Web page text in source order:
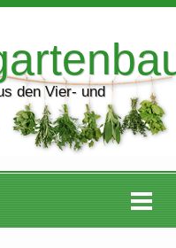
den Vier- und